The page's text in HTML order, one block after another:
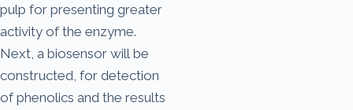
pulp for presenting greater
activity of the enzyme.
Next, a biosensor will be
constructed, for detection
of phenolics and the results